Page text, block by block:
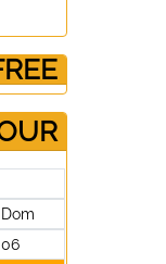
Dom
06